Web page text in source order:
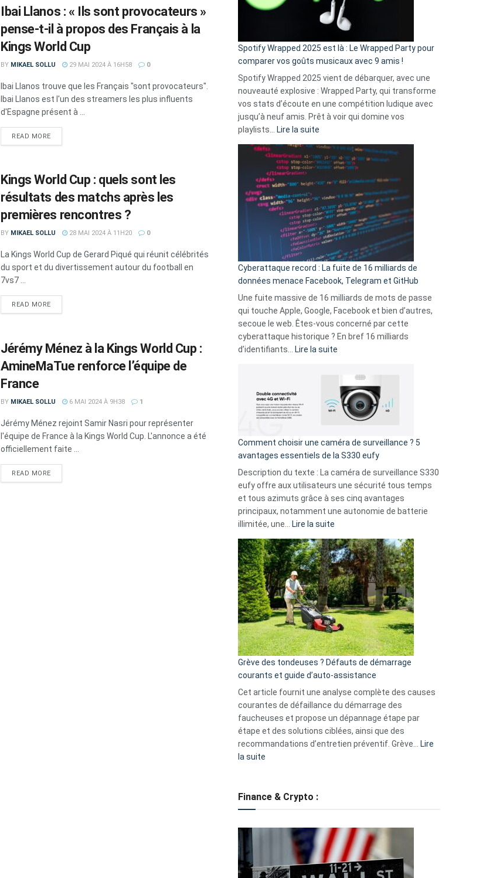
Ibai Llanos : « Ils sont provocateurs »
pense-t-il à propos des Français à la
Kings World Cup
BY MIKAEL SOLLU 29 MAI 2024 À 16H58 0
Ibai Llanos trouve que les Français "sont provocateurs".
Ibai Llanos est l'un des streamers les plus influents
d'Espagne présent à ...
READ MOREDETAILS
Kings World Cup : quels sont les
résultats des matchs après les
premières rencontres ?
BY MIKAEL SOLLU 28 MAI 2024 À 11H20 0
La Kings World Cup de Gerard Piqué qui réunit célébrités
du sport et du divertissement autour du football en
7vs7 ...
READ MOREDETAILS
Jérémy Ménez à la Kings World Cup :
AmineMaTue renforce l’équipe de
France
BY MIKAEL SOLLU 6 MAI 2024 À 9H38 1
Jérémy Ménez rejoint Samir Nasri pour représenter
l'équipe de France à la Kings World Cup. L'annonce a été
officiellement faite ...
READ MOREDETAILS
pas
de
cash
»
Solly
change
la
vie
sans-
abri
en
3
secondes
Spotify Wrapped 2025 est là : Le Wrapped Party pour
comparer vos goûts musicaux avec 9 amis !
Spotify Wrapped 2025 vient de débarquer, avec une
nouveauté explosive : Wrapped Party, qui transforme
vos stats d’écoute en une compétition ludique avec
jusqu’à neuf amis. Prêt à voir qui domine vos
playlists…
Lire la suite
Wrapped
2025
est
:
Le
Wrapped
Party
pour
comparer
vos
goûts
musicaux
avec
9
amis
Cyberattaque record : La fuite de 16 milliards de
données menace Facebook, Telegram et GitHub
Une fuite massive de 16 milliards de mots de passe
qui touche Apple, Google, Facebook et bien d’autres,
secoue le web. Êtes-vous concerné par cette
cyberattaque historique ? En bref 16 milliards
d’identifiants…
Lire la suite
record
La
fuite
16
milliards
données
menace
Facebook,
Telegram
GitHub
Comment choisir une caméra de surveillance ? 5
avantages essentiels de la S330 eufy
Description du texte : La caméra de surveillance S330
eufy offre aux utilisateurs une sécurité tous temps
et tous azimuts grâce à ses cinq avantages
principaux, notamment une autonomie de batterie
illimitée, une…
Lire la suite
choisir
une
caméra
de
surveillance
?
5
avantages
essentiels
de
la
S330
eufy
Grève des tondeuses ? Défauts de démarrage
courants et guide d’auto-assistance
Cet article fournit une analyse complète des causes
courantes de défaillance du démarrage des
faucheuses et propose un dépannage étape par
étape et des solutions ciblées, ainsi que des
recommandations d’entretien préventif. Grève…
Lire
la suite
tondeuses
démarrage
courants
et
Finance & Crypto :